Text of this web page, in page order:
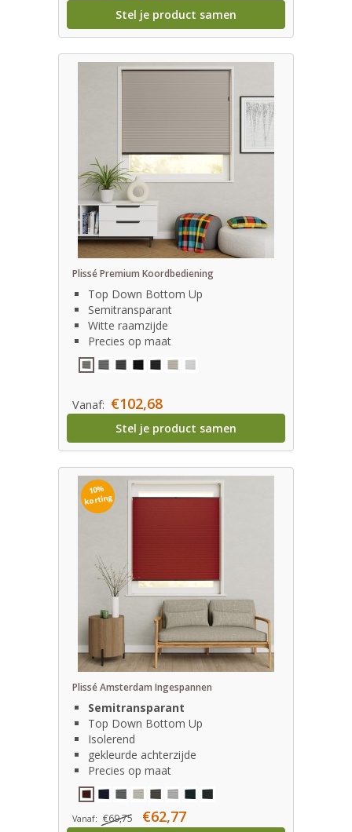
Stel je product samen
Plissé Premium Koordbediening
Top Down Bottom Up
Semitransparant
Witte raamzijde
Precies op maat
Vanaf: €102,68
Stel je product samen
10%
korting
Plissé Amsterdam Ingespannen
Semitransparant
Top Down Bottom Up
Isolerend
gekleurde achterzijde
Precies op maat
Vanaf: €69,75 €62,77